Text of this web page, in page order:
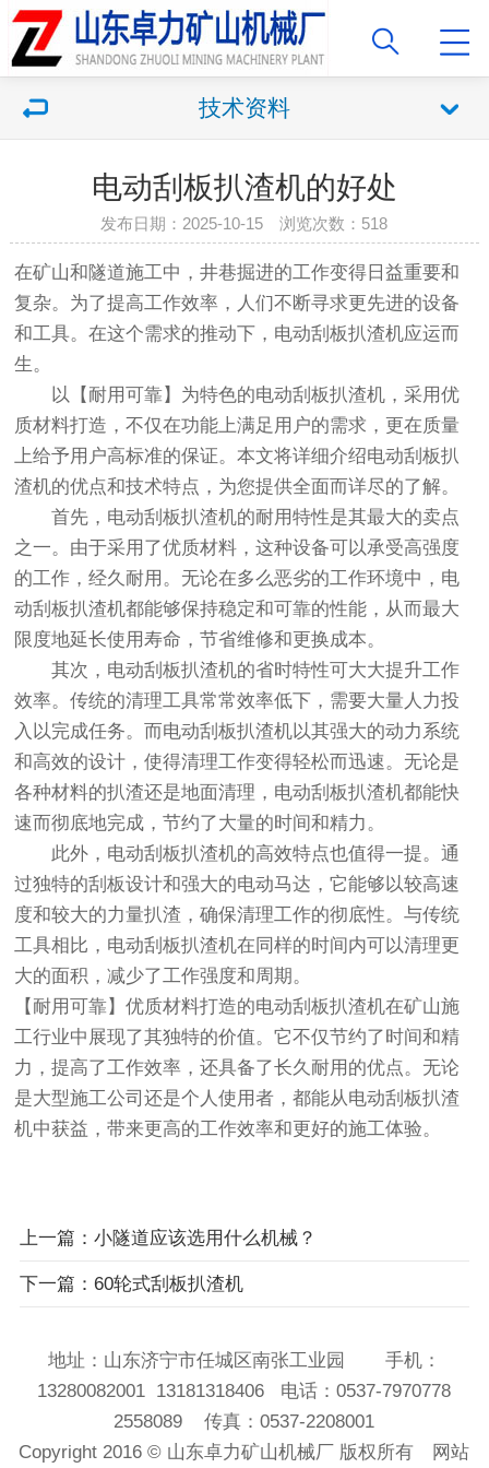
技术资料
电动刮板扒渣机的好处
发布日期：2025-10-15 浏览次数：518
在矿山和隧道施工中，井巷掘进的工作变得日益重要和
复杂。为了提高工作效率，人们不断寻求更先进的设备
和工具。在这个需求的推动下，电动刮板扒渣机应运而
生。
以【耐用可靠】为特色的电动刮板扒渣机，采用优
质材料打造，不仅在功能上满足用户的需求，更在质量
上给予用户高标准的保证。本文将详细介绍电动刮板扒
渣机的优点和技术特点，为您提供全面而详尽的了解。
首先，电动刮板扒渣机的耐用特性是其最大的卖点
之一。由于采用了优质材料，这种设备可以承受高强度
的工作，经久耐用。无论在多么恶劣的工作环境中，电
动刮板扒渣机都能够保持稳定和可靠的性能，从而最大
限度地延长使用寿命，节省维修和更换成本。
其次，电动刮板扒渣机的省时特性可大大提升工作
效率。传统的清理工具常常效率低下，需要大量人力投
入以完成任务。而电动刮板扒渣机以其强大的动力系统
和高效的设计，使得清理工作变得轻松而迅速。无论是
各种材料的扒渣还是地面清理，电动刮板扒渣机都能快
速而彻底地完成，节约了大量的时间和精力。
此外，电动刮板扒渣机的高效特点也值得一提。通
过独特的刮板设计和强大的电动马达，它能够以较高速
度和较大的力量扒渣，确保清理工作的彻底性。与传统
工具相比，电动刮板扒渣机在同样的时间内可以清理更
大的面积，减少了工作强度和周期。
【耐用可靠】优质材料打造的电动刮板扒渣机在矿山施
工行业中展现了其独特的价值。它不仅节约了时间和精
力，提高了工作效率，还具备了长久耐用的优点。无论
是大型施工公司还是个人使用者，都能从电动刮板扒渣
机中获益，带来更高的工作效率和更好的施工体验。
上一篇：小隧道应该选用什么机械？
下一篇：60轮式刮板扒渣机
地址：山东济宁市任城区南张工业园 手机：
13280082001 13181318406 电话：0537-7970778
2558089 传真：0537-2208001
Copyright 2016 © 山东卓力矿山机械厂 版权所有 网站